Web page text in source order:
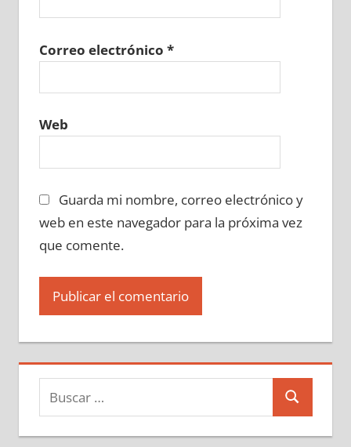
Correo electrónico *
Web
Guarda mi nombre, correo electrónico y
web en este navegador para la próxima vez
que comente.
Buscar